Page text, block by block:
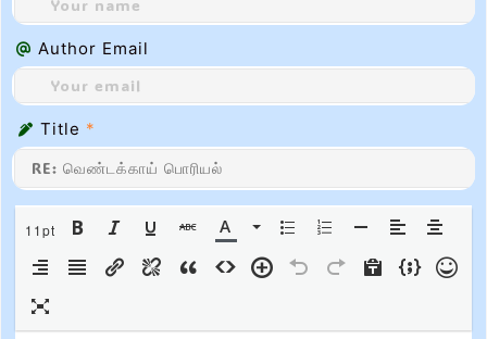
Author Email
Title *
11pt